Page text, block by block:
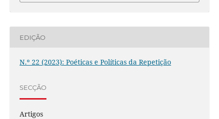
EDIÇÃO
N.º 22 (2023): Poéticas e Políticas da Repetição
SECÇÃO
Artigos